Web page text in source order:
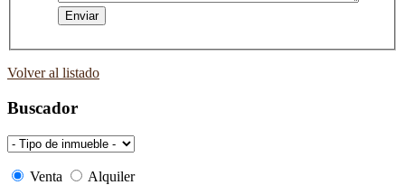
Volver al listado
Buscador
Venta
Alquiler